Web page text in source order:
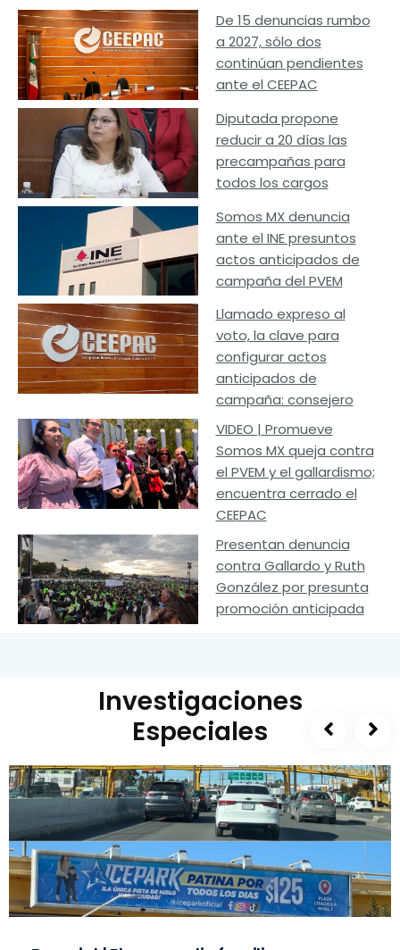
De 15 denuncias rumbo
a 2027, sólo dos
continúan pendientes
ante el CEEPAC
Diputada propone
reducir a 20 días las
precampañas para
todos los cargos
Somos MX denuncia
ante el INE presuntos
actos anticipados de
campaña del PVEM
Llamado expreso al
voto, la clave para
configurar actos
anticipados de
campaña: consejero
VIDEO | Promueve
Somos MX queja contra
el PVEM y el gallardismo;
encuentra cerrado el
CEEPAC
Presentan denuncia
contra Gallardo y Ruth
González por presunta
promoción anticipada
Investigaciones
Especiales